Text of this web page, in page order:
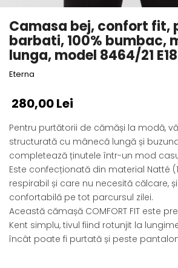
Camasa bej, confort fit,
barbati, 100% bumbac,
lunga, model 8464/21
Eterna
280,00 Lei
Pentru purtătorii de cămăși la modă,
structurată cu mânecă lungă și
completează ținutele într-un mod
Este confecționată din material Natté
respirabil și care nu necesită călcare,
confortabilă pe tot parcursul zilei.
Această cămașă COMFORT FIT este
Kent simplu, tivul fiind rotunjit la
încât poate fi purtată și peste